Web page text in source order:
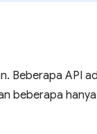
Beberapa API
beberapa hanya